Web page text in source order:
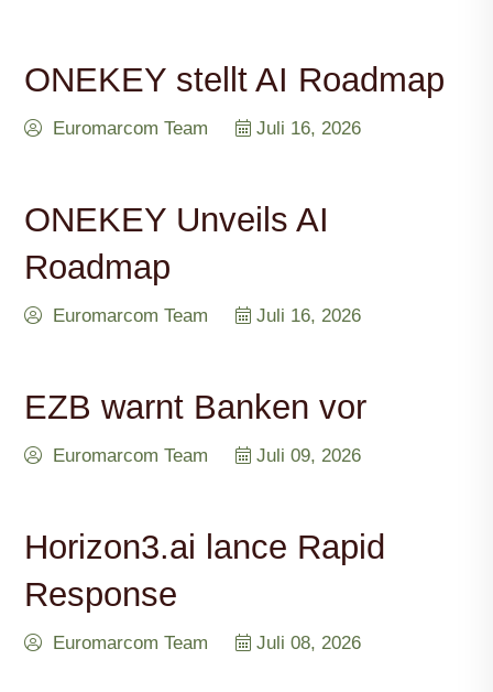
ONEKEY stellt AI Roadmap
Euromarcom Team Juli 16, 2026
ONEKEY Unveils AI
Roadmap
Euromarcom Team Juli 16, 2026
EZB warnt Banken vor
Euromarcom Team Juli 09, 2026
Horizon3.ai lance Rapid
Response
Euromarcom Team Juli 08, 2026